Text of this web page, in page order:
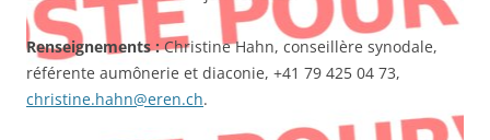
Renseignements :Christine Hahn, conseillère synodale,
référente aumônerie et diaconie, +41 79 425 04 73,
christine.hahn@eren.ch.